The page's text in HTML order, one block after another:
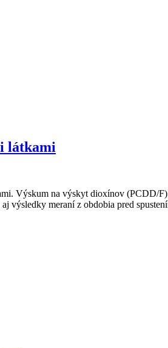
látkami
Výskum na výskyt dioxínov (PCDD/
výsledky meraní z obdobia pred